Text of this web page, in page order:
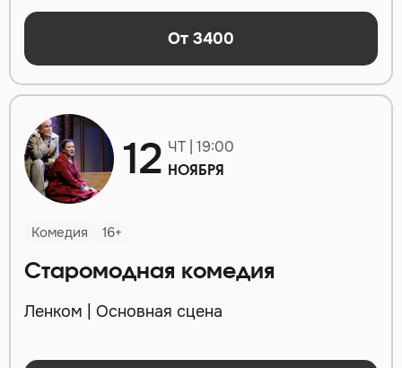
От 3400
12 ЧТ | 19:00
НОЯБРЯ
Комедия 16+
Старомодная комедия
Ленком | Основная сцена